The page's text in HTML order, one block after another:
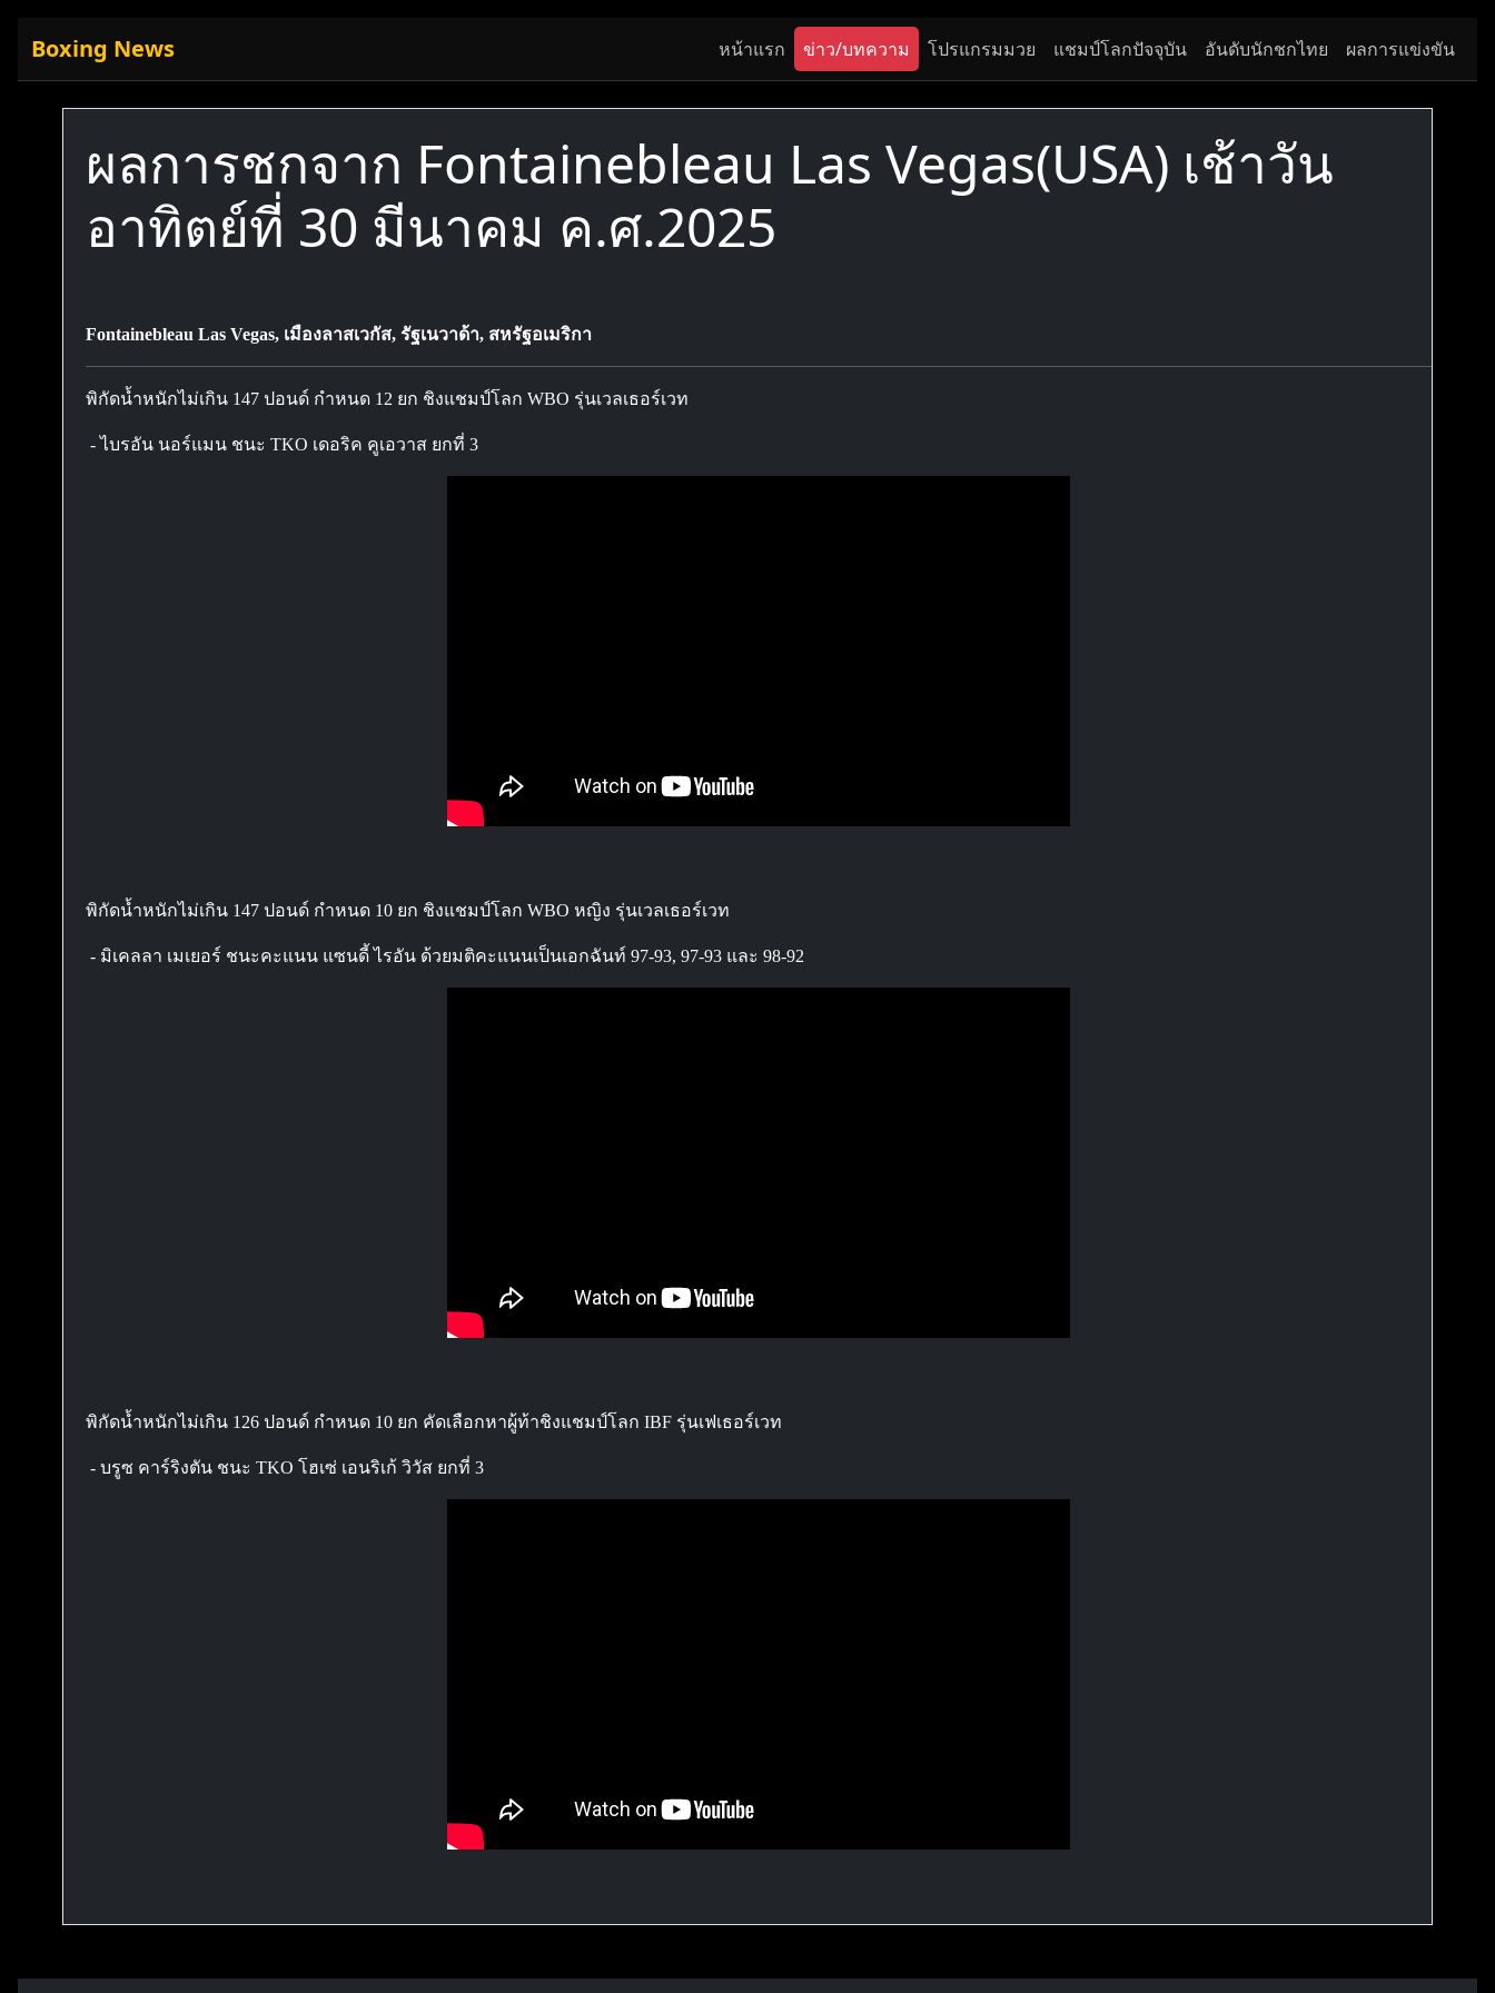
Boxing News หน้าแรก ข่าว/บทความ โปรแกรมมวย แชมป์โลกปัจจุบัน อันดับนักชกไทย ผลการแข่งขัน
ผลการชกจาก Fontainebleau Las Vegas(USA) เช้าวัน
อาทิตย์ที่ 30 มีนาคม ค.ศ.2025
Fontainebleau Las Vegas, เมืองลาสเวกัส, รัฐเนวาด้า, สหรัฐอเมริกา
พิกัดน้ำหนักไม่เกิน 147 ปอนด์ กำหนด 12 ยก ชิงแชมป์โลก WBO รุ่นเวลเธอร์เวท
- ไบรอัน นอร์แมน ชนะ TKO เดอริค คูเอวาส ยกที่ 3
พิกัดน้ำหนักไม่เกิน 147 ปอนด์ กำหนด 10 ยก ชิงแชมป์โลก WBO หญิง รุ่นเวลเธอร์เวท
- มิเคลลา เมเยอร์ ชนะคะแนน แซนดี้ ไรอัน ด้วยมติคะแนนเป็นเอกฉันท์ 97-93, 97-93 และ 98-92
พิกัดน้ำหนักไม่เกิน 126 ปอนด์ กำหนด 10 ยก คัดเลือกหาผู้ท้าชิงแชมป์โลก IBF รุ่นเฟเธอร์เวท
- บรูซ คาร์ริงตัน ชนะ TKO โฮเซ่ เอนริเก้ วิวัส ยกที่ 3